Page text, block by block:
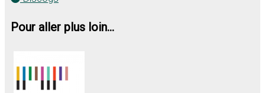
Pour aller plus loin...